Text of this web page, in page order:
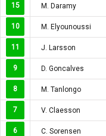
15 M. Daramy
10 M. Elyounoussi
11 J. Larsson
9 D. Goncalves
8 M. Tanlongo
7 V. Claesson
6 C. Sorensen